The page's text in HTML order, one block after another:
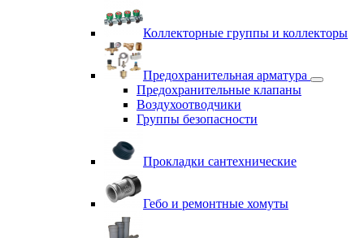
Коллекторные группы и коллекторы
Предохранительная арматура
Предохранительные клапаны
Воздухоотводчики
Группы безопасности
Прокладки сантехнические
Гебо и ремонтные хомуты